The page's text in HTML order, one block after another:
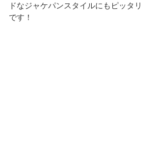
ドなジャケパンスタイルにもピッタリ
です！